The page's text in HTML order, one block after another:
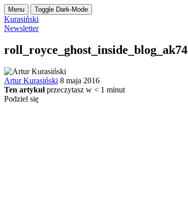
Menu Toggle Dark-Mode
Kurasiński
Newsletter
roll_royce_ghost_inside_blog_ak74
Artur Kurasiński 8 maja 2016
Ten artykuł przeczytasz w < 1 minut
Podziel się